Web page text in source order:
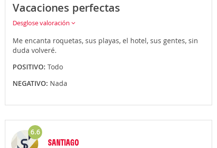
Vacaciones perfectas
Desglose valoración
Me encanta roquetas, sus playas, el hotel, sus gentes, sin
duda volveré.
POSITIVO: Todo
NEGATIVO: Nada
6.6
SANTIAGO